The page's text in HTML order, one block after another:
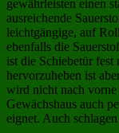
gewährleisten einen
ausreichende
leichtgängige, auf
ebenfalls die
ist die Schiebetür
hervorzuheben ist
wird nicht nach vorne
Gewächshaus auch
eignet. Auch